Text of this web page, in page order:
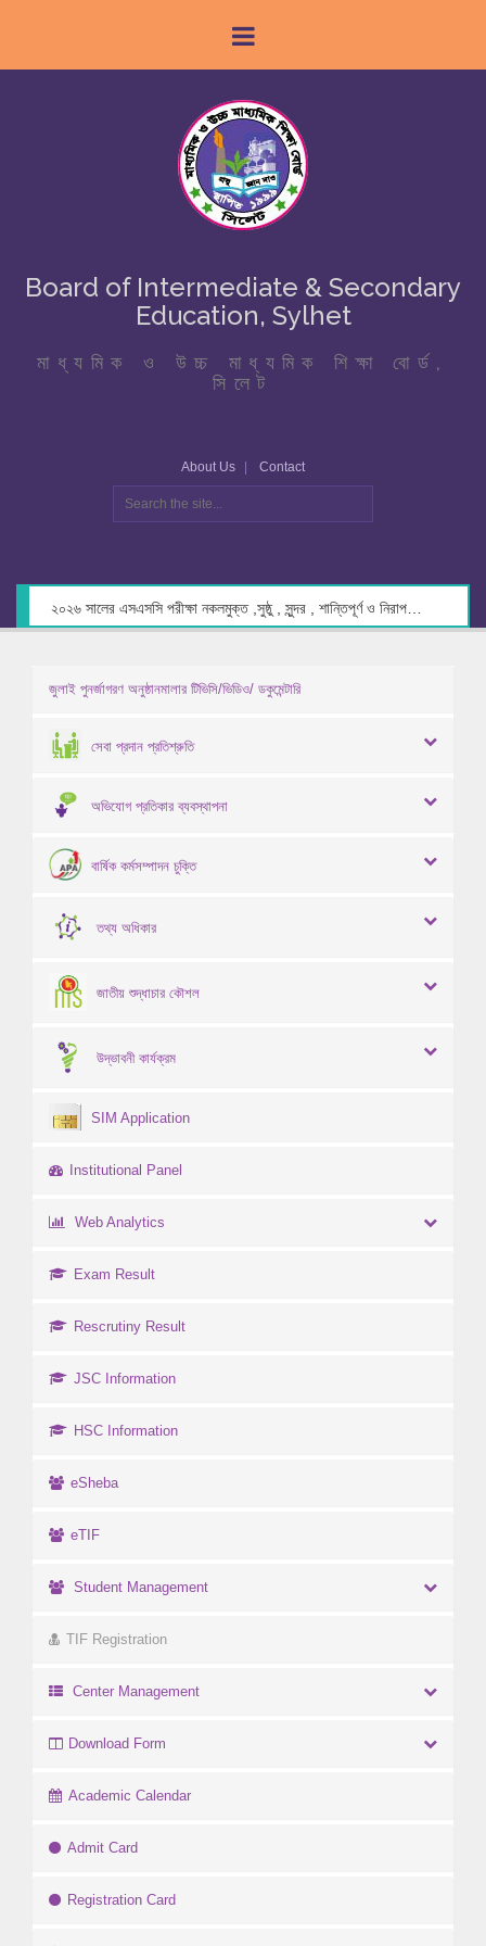
Board of Intermediate & Secondary
Education, Sylhet
মাধ্যমিক ও উচ্চ মাধ্যমিক শিক্ষা বোর্ড,
সিলেট
About Us Contact
জুলাই পুনর্জাগরণ অনুষ্ঠানমালার টিভিসি/ভিডিও/ ডকুমেন্টারি
সেবা প্রদান প্রতিশ্রুতি
অভিযোগ প্রতিকার ব্যবস্থাপনা
বার্ষিক কর্মসম্পাদন চুক্তি
তথ্য অধিকার
জাতীয় শুদ্ধাচার কৌশল
উদ্ভাবনী কার্যক্রম
SIM Application
Institutional Panel
Web Analytics
Exam Result
Rescrutiny Result
JSC Information
HSC Information
eSheba
eTIF
Student Management
TIF Registration
Center Management
Download Form
Academic Calendar
Admit Card
Registration Card